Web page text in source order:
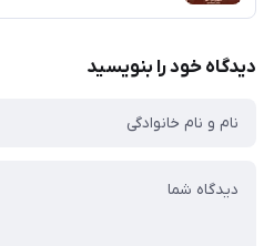
دیدگاه خود را بنویسید